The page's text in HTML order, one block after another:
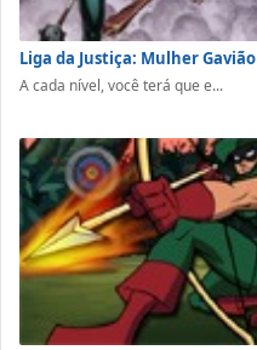
Liga da Justiça: Mulher Gavião
A cada nível, você terá que e...